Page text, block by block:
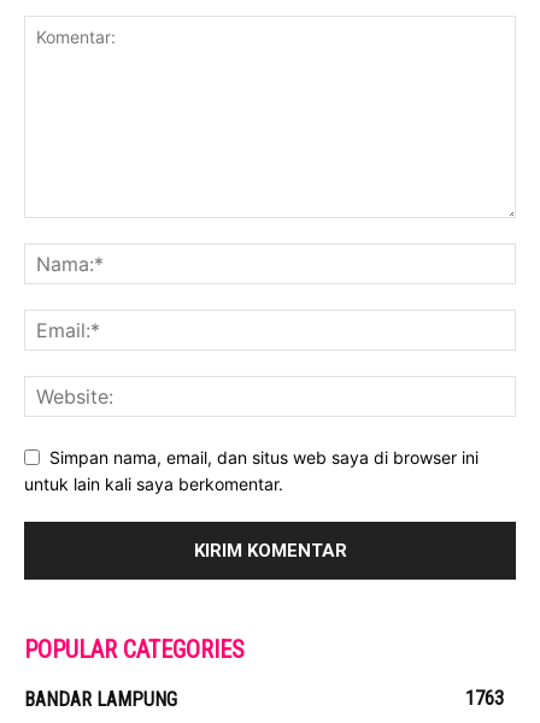
Simpan nama, email, dan situs web saya di browser ini
untuk lain kali saya berkomentar.
POPULAR CATEGORIES
BANDAR LAMPUNG
1763